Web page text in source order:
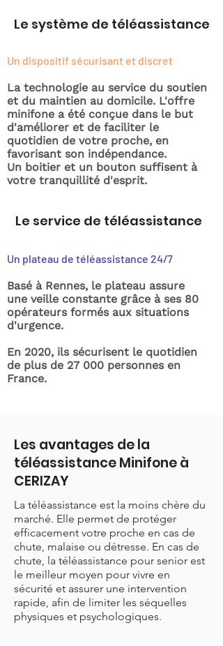
Le système de téléassistance
Un dispositif sécurisant et discret
La technologie au service du soutien
et du maintien au domicile. L'offre
minifone a été conçue dans le but
d'améliorer et de faciliter le
quotidien de votre proche, en
favorisant son indépendance.
Un boitier et un bouton suffisent à
votre tranquillité d'esprit.
Le service de téléassistance
Un plateau de téléassistance 24/7
Basé à Rennes, le plateau assure
une veille constante grâce à ses 80
opérateurs formés aux situations
d'urgence.
En 2020, ils sécurisent le quotidien
de plus de 27 000 personnes en
France.
Les avantages de la
téléassistance Minifone à
CERIZAY
La téléassistance est la moins chère du
marché. Elle permet de protéger
efficacement votre proche en cas de
chute, malaise ou détresse. En cas de
chute, la téléassistance pour senior est
le meilleur moyen pour vivre en
sécurité et assurer une intervention
rapide, afin de limiter les séquelles
physiques et psychologiques.